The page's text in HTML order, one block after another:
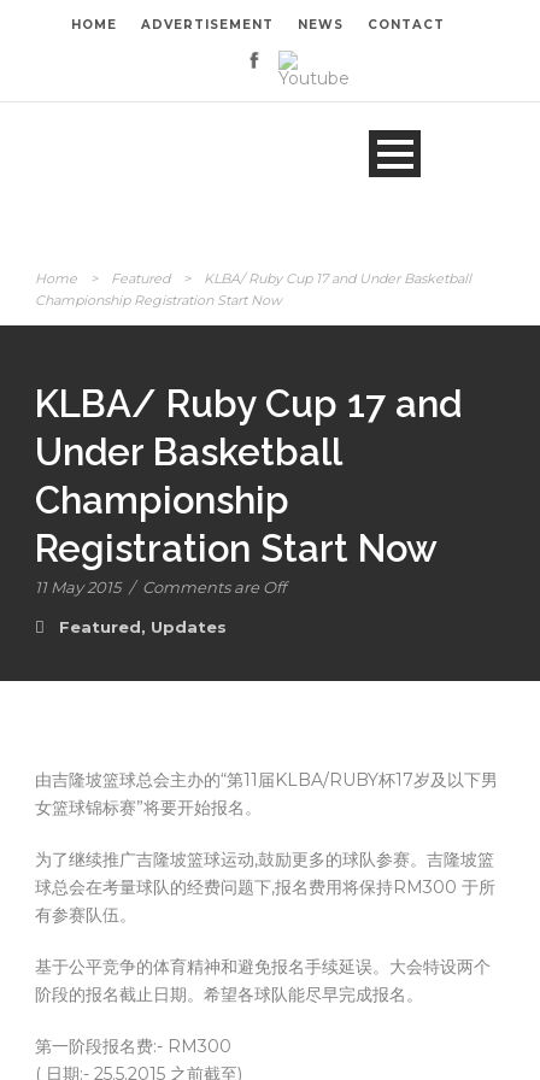
HOME ADVERTISEMENT NEWS CONTACT
Home > Featured >
KLBA/ Ruby Cup 17 and Under Basketball
Championship Registration Start Now
KLBA/ Ruby Cup 17 and
Under Basketball
Championship
Registration Start Now
11 May 2015 / Comments are Off
Featured, Updates
由吉隆坡篮球总会主办的“第11届KLBA/RUBY杯17岁及以下男
女篮球锦标赛”将要开始报名。
为了继续推广吉隆坡篮球运动,鼓励更多的球队参赛。吉隆坡篮
球总会在考量球队的经费问题下,报名费用将保持RM300 于所
有参赛队伍。
基于公平竞争的体育精神和避免报名手续延误。大会特设两个
阶段的报名截止日期。希望各球队能尽早完成报名。
第一阶段报名费:- RM300
( 日期:- 25.5.2015 之前截至)